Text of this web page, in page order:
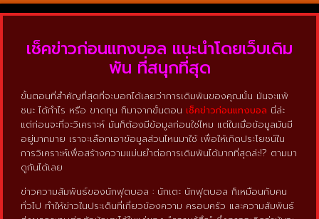
เช็คข่าวก่อนแทงบอล แนะนำโดยเว็บเดิม
พัน ที่สนุกที่สุด
ขั้นตอนที่สำคัญที่สุดที่จะบอกได้เลยว่าการเดิมพันของคุณนั้น มันจะแพ้
ชนะ ได้กำไร หรือ ขาดทุน ก็มาจากขั้นตอน เช็คข่าวก่อนแทงบอล นี่ล่ะ
แต่ก่อนจะที่จะวิเคราะห์ มันก็ต้องมีข้อมูลก่อนใช่ไหม แต่ในเมื่อข้อมูลมันมี
อยู่มากมาย เราจะเลือกเอาข้อมูลส่วนไหนมาใช้ เพื่อให้เกิดประโยชน์ใน
การวิเคราะห์เพื่อสร้างความแม่นยำต่อการเดิมพันได้มากที่สุดล่ะ!? ตามมา
ดูกันได้เลย
ข่าวความสัมพันธ์ของนักฟุตบอล : นักเตะ นักฟุตบอล ก็เหมือนกับคน
ทั่วไป ทำให้ข่าวในประเด็นที่เกี่ยวข้องความ ครอบครัว และความสัมพันธ์